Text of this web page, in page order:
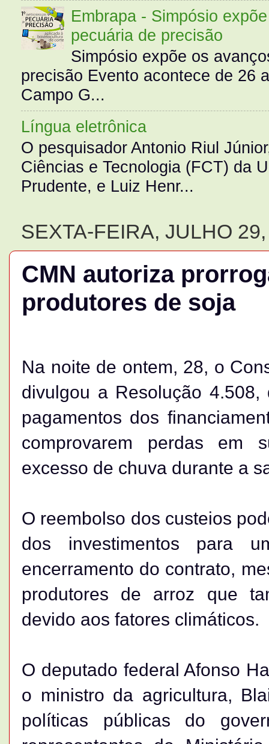
Embrapa - Simpósio
pecuária de precisão
Simpósio expõe os
precisão Evento acontece de 26
Campo G...
Língua eletrônica
O pesquisador Antonio Riul
Ciências e Tecnologia (FCT) da
Prudente, e Luiz Henr...
SEXTA-FEIRA, JULHO
CMN autoriza
produtores de soja
Na noite de ontem, 28, o
divulgou a Resolução
pagamentos dos
comprovarem perdas em
excesso de chuva durante a
O reembolso dos custeios
dos investimentos para
encerramento do contrato,
produtores de arroz que
devido aos fatores climáticos.
O deputado federal Afonso
o ministro da agricultura,
políticas públicas do